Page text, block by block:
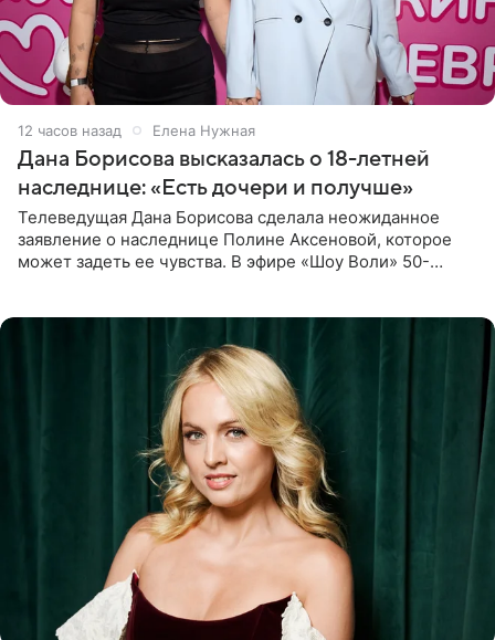
12 часов назад Елена Нужная
Дана Борисова высказалась о 18-летней
наследнице: «Есть дочери и получше»
Телеведущая Дана Борисова сделала неожиданное
заявление о наследнице Полине Аксеновой, которое
может задеть ее чувства. В эфире «Шоу Воли» 50-